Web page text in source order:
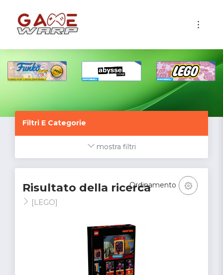
Filtri E Categorie
mostra filtri
Risultato della ricerca
[LEGO]
Ordinamento